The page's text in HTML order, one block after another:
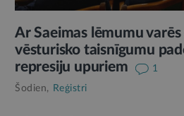
Ar Saeimas lēmumu
vēsturisko taisnīgumu
represiju upuriem
1
Šodien,
Reģistri